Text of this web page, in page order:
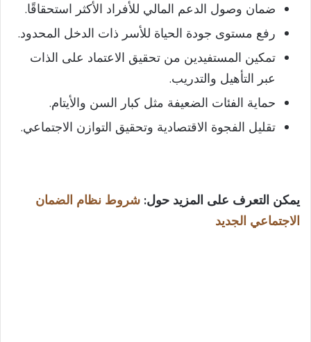
ضمان وصول الدعم المالي للأفراد الأكثر استحقاقًا.
رفع مستوى جودة الحياة للأسر ذات الدخل المحدود.
تمكين المستفيدين من تحقيق الاعتماد على الذات
عبر التأهيل والتدريب.
حماية الفئات الضعيفة مثل كبار السن والأيتام.
تقليل الفجوة الاقتصادية وتحقيق التوازن الاجتماعي.
يمكن التعرف على المزيد حول: شروط نظام الضمان
الاجتماعي الجديد​